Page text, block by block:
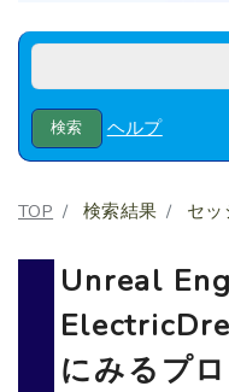
ヘルプ
TOP 検索結果 セッ
Unreal
にみるプ